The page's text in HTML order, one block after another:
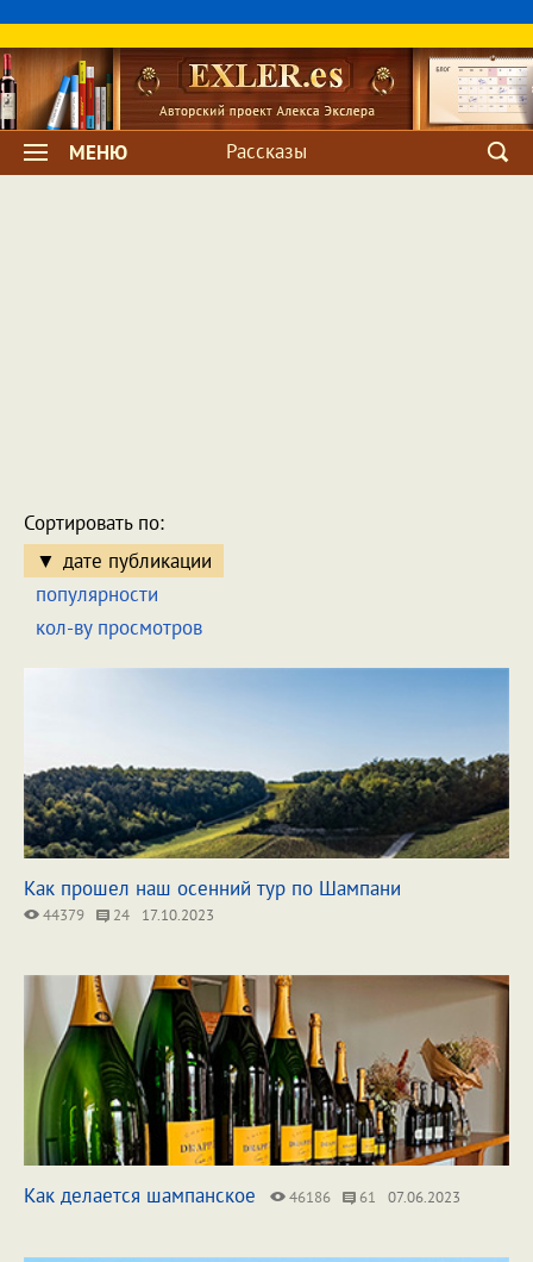
МЕНЮ Рассказы
Сортировать по:
дате публикации
популярности
кол-ву просмотров
Как прошел наш осенний тур по Шампани
44379 24 17.10.2023
Как делается шампанское 46186 61 07.06.2023